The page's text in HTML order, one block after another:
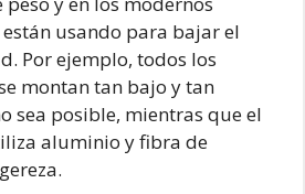
usando para bajar el
Por ejemplo, todos los
montan tan bajo y tan
sea posible, mientras que el
aluminio y fibra de